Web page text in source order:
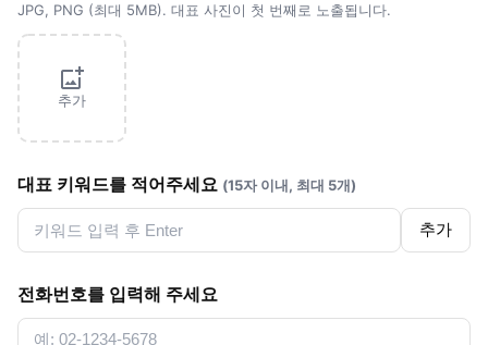
JPG, PNG (최대 5MB). 대표 사진이 첫 번째로 노출됩니다.
추가
대표 키워드를 적어주세요 (15자 이내, 최대 5개)
추가
전화번호를 입력해 주세요